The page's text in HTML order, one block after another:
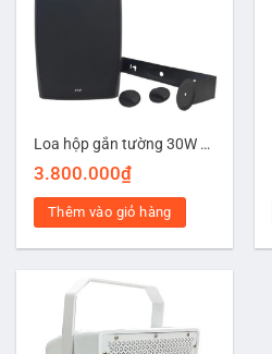
Loa hộp gắn tường 30W FTD FWS-530
3.800.000₫
Thêm vào giỏ hàng